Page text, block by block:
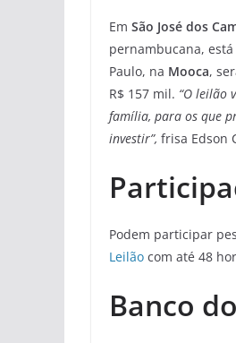
Em São José dos
pernambucana,
Paulo, na Mooca,
R$ 157 mil. “O leilão
família, para os que
investir”, frisa Edson
Podem participar
Leilão com até 48
Banco